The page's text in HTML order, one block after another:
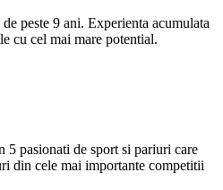
peste 9 ani. Experienta acumulata
cu cel mai mare potential.
5 pasionati de sport si pariuri care
din cele mai importante competitii